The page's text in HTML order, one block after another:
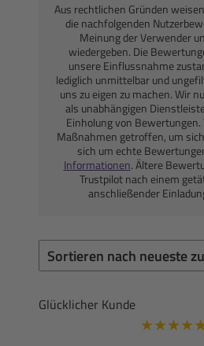
Aus rechtlichen Gründen
die nachfolgenden
Meinung der Verwender
wiedergeben. Die
unsere Einflussnahme
lediglich unmittelbar und
uns zu eigen zu machen. Wir
als unabhängigen
Einholung von
Maßnahmen getroffen, um
sich um echte
Informationen. Ältere
Trustpilot nach einem
anschließender
Glücklicher Kunde
★★★★